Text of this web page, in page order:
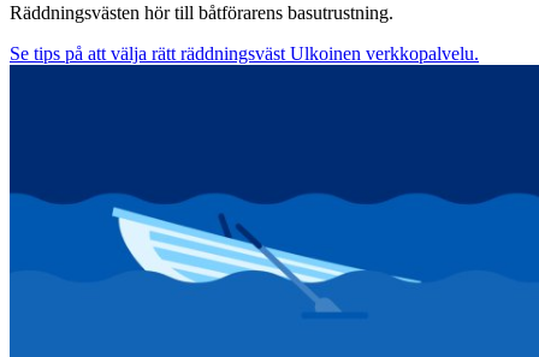
Räddningsvästen hör till båtförarens basutrustning.
Se tips på att välja rätt räddningsväst Ulkoinen verkkopalvelu.